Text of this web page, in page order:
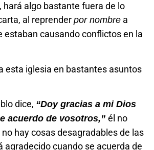
hará algo bastante fuera de lo
al reprender por nombre a
estaban causando conflictos en la
esta iglesia en bastantes asuntos
dice, “Doy gracias a mi Dios
acuerdo de vosotros,” él no
hay cosas desagradables de las
agradecido cuando se acuerda de